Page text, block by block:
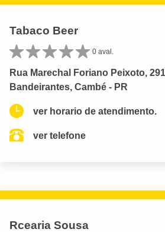
Tabaco Beer
0 aval.
Rua Marechal Foriano Peixoto,
Bandeirantes, Cambé - PR
ver horario de atendimento.
ver telefone
Rcearia Sousa